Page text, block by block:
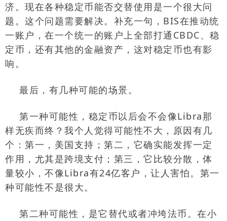
济。现在各种稳定币能否交替使用是一个很大问
题。这个问题需要解决。补充一句， BIS在推动统
一账户，在一个统一的账户上全部打通 CBDC、稳
定币，还有其他的金融资产，这对稳定币也有影
响。
最后，有几种可能的场景。
第一种可能性，稳定币以后会不会像Libra那
样无疾而终？我个人觉得可能性不大，原因有几
个：第一，美国支持；第二，它确实能发挥一定
作用，尤其是跨境支付；第三，它比较分散，体
量较小，不像Libra有24亿客户，让人害怕。第一
种可能性不是很大。
第二种可能性，是它替代或者冲垮法币。在小